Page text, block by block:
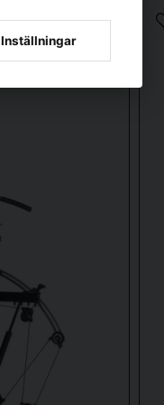
Inställningar